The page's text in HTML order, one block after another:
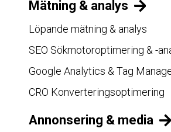
Mätning & analys
Löpande mätning & analys
SEO Sökmotoroptimering & -
Google Analytics & Tag
CRO Konverteringsoptimering
Annonsering & media